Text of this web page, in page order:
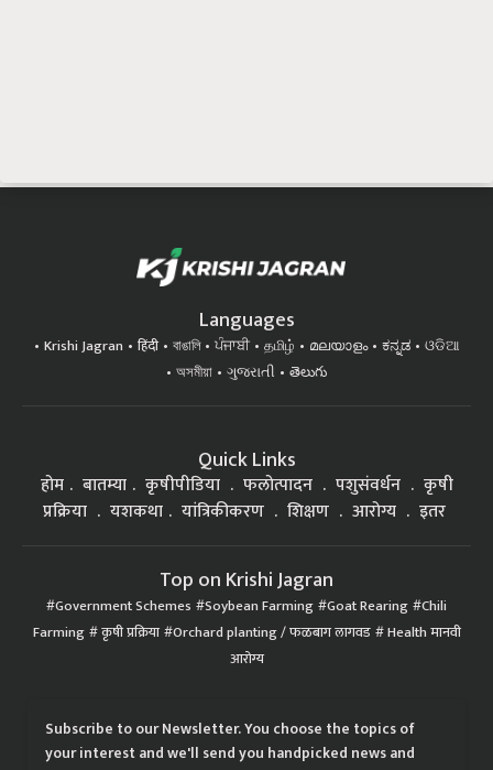
Languages
Krishi Jagran हिंदी বাঙালি ਪੰਜਾਬੀ தமிழ் മലയാളം ಕನ್ನಡ
ଓଡିଆ
অসমীয়া
ગુજરાતી తెలుగు
Quick Links
होम बातम्या कृषीपीडिया फलोत्पादन पशुसंवर्धन
कृषी
प्रक्रिया
यशकथा यांत्रिकीकरण शिक्षण आरोग्य इतर
Top on Krishi Jagran
Government Schemes Soybean Farming Goat Rearing Chili
Farming कृषी प्रक्रिया Orchard planting / फळबाग लागवड Health मानवी
आरोग्य
Subscribe to our Newsletter. You choose the topics of
your interest and we'll send you handpicked news and